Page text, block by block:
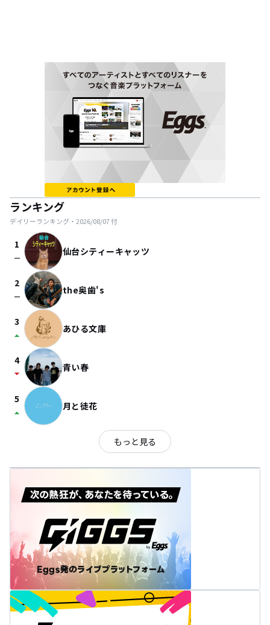
ランキング
デイリーランキング・ 2026/08/07付
1
check_indeterminate_small 仙台シティーキャッツ
2
check_indeterminate_small the奥歯's
3
arrow_drop_up あひる文庫
4
arrow_drop_down 青い春
5
arrow_drop_up 月と徒花
もっと見る